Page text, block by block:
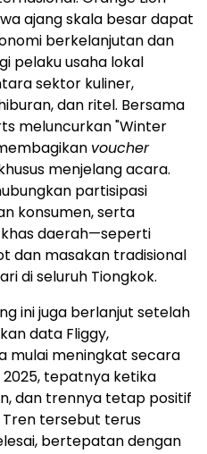
ajang skala besar dapat
berkelanjutan dan
pelaku usaha lokal
sektor kuliner,
dan ritel. Bersama
meluncurkan "Winter
voucher
menjelang acara.
partisipasi
konsumen, serta
daerah—seperti
dan masakan tradisional
di seluruh Tiongkok.
ini juga berlanjut setelah
data Fliggy,
mulai meningkat secara
tepatnya ketika
dan trennya tetap positif
tersebut terus
bertepatan dengan